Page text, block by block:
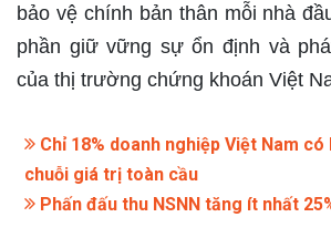
bảo vệ chính bản thân mỗi nhà
phần giữ vững sự ổn định và
của thị trường chứng khoán Việt
Chỉ 18% doanh nghiệp Việt Nam
chuỗi giá trị toàn cầu
Phấn đấu thu NSNN tăng ít nhất